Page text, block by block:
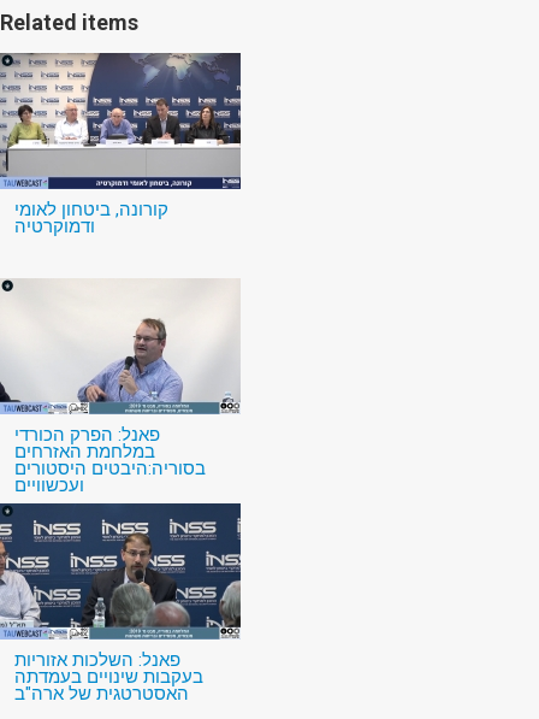
Related items
קורונה, ביטחון לאומי
ודמוקרטיה
פאנל: הפרק הכורדי
במלחמת האזרחים
בסוריה:היבטים היסטורים
ועכשוויים
פאנל: השלכות אזוריות
בעקבות שינויים בעמדתה
האסטרטגית של ארה"ב